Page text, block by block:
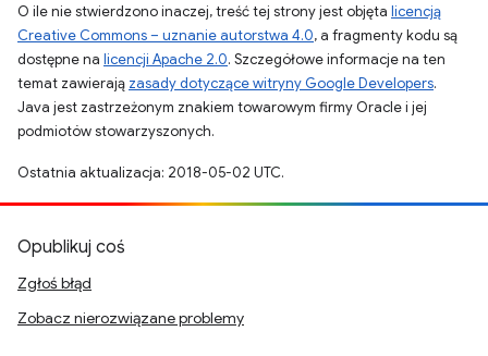
O ile nie stwierdzono inaczej, treść tej strony jest objęta licencją
Creative Commons – uznanie autorstwa 4.0, a fragmenty kodu są
dostępne na licencji Apache 2.0. Szczegółowe informacje na ten
temat zawierają zasady dotyczące witryny Google Developers.
Java jest zastrzeżonym znakiem towarowym firmy Oracle i jej
podmiotów stowarzyszonych.
Ostatnia aktualizacja: 2018-05-02 UTC.
Opublikuj coś
Zgłoś błąd
Zobacz nierozwiązane problemy